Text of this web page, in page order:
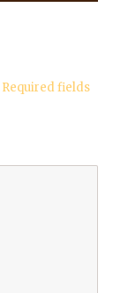
Required fields